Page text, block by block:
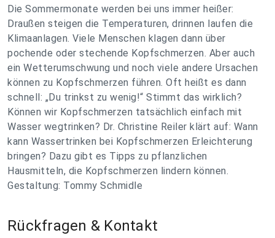
Die Sommermonate werden bei uns immer heißer:
Draußen steigen die Temperaturen, drinnen laufen die
Klimaanlagen. Viele Menschen klagen dann über
pochende oder stechende Kopfschmerzen. Aber auch
ein Wetterumschwung und noch viele andere Ursachen
können zu Kopfschmerzen führen. Oft heißt es dann
schnell: „Du trinkst zu wenig!“ Stimmt das wirklich?
Können wir Kopfschmerzen tatsächlich einfach mit
Wasser wegtrinken? Dr. Christine Reiler klärt auf: Wann
kann Wassertrinken bei Kopfschmerzen Erleichterung
bringen? Dazu gibt es Tipps zu pflanzlichen
Hausmitteln, die Kopfschmerzen lindern können.
Gestaltung: Tommy Schmidle
Rückfragen & Kontakt